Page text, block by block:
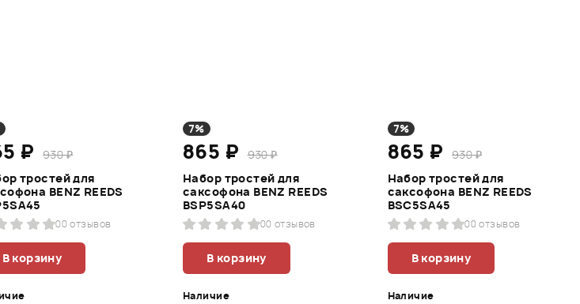
₽
930 ₽
тростей для
BENZ REEDS
00 отзывов
В корзину
7%
865 ₽
930 ₽
Набор тростей для
саксофона BENZ REEDS
BSP5SA40
00 отзывов
В корзину
Наличие
7%
865 ₽
930 ₽
Набор тростей для
саксофона BENZ REEDS
BSC5SA45
00 отзывов
В корзину
Наличие